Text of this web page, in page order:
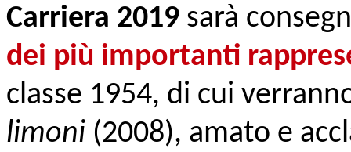
Carriera 2019 sarà
dei più importanti
classe 1954, di cui
limoni (2008), amato e